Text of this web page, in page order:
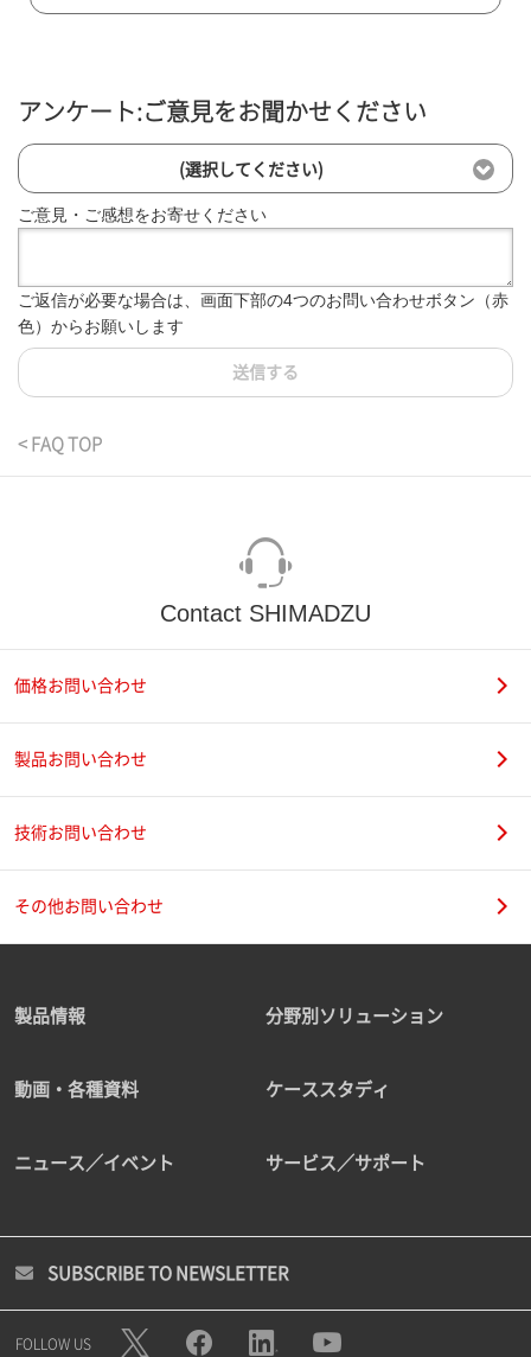
アンケート:ご意見をお聞かせください
(選択してください)
ご意見・ご感想をお寄せください
ご返信が必要な場合は、画面下部の4つのお問い合わせボタン（赤
色）からお願いします
送信する
< FAQ TOP
Contact SHIMADZU
価格お問い合わせ
製品お問い合わせ
技術お問い合わせ
その他お問い合わせ
製品情報 分野別ソリューション
動画・各種資料 ケーススタディ
ニュース／イベント サービス／サポート
SUBSCRIBE TO NEWSLETTER
FOLLOW US